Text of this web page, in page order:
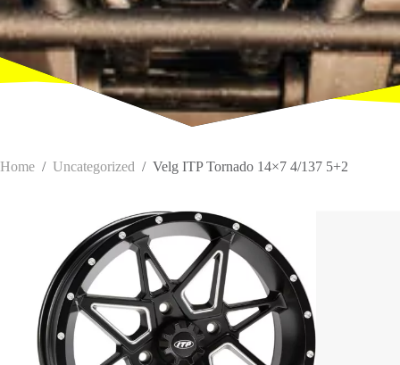
Home / Uncategorized / Velg ITP Tornado 14×7 4/137 5+2